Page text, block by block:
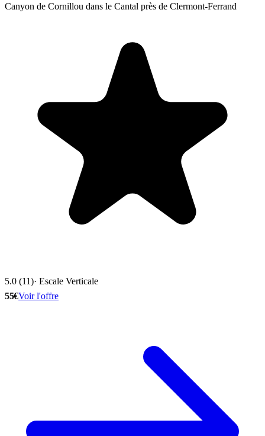
Canyon de Cornillou dans le Cantal près de Clermont-Ferrand
5.0 (11)· Escale Verticale
55€Voir l'offre